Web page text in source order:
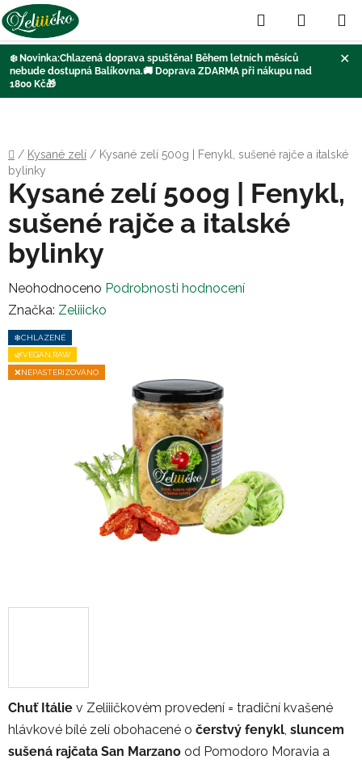
❄️ Novinka:Chlazená doprava spuštěna! Během letních měsíců
nebude dostupná Balíkovna.🚚 Doprava ZDARMA při nákupu nad
1800 Kč🎁
✕
Hledat
KOŠÍK
Domů
/ Kysané zelí / Kysané zelí 500g | Fenykl, sušené rajče a italské
bylinky
Chuť Itálie v Zeliiičkovém provedení = tradiční kvašené
hlávkové bílé zelí obohacené o čerstvý fenykl sluncem
sušená rajčata San Marzano od Pomodoro Moravia a
Kysané zelí 500g | Fenykl,
sušené rajče a italské
bylinky
Průměrné
hodnocení
produktu
je
0,0
Neohodnoceno Podrobnosti hodnocení
Značka: Zeliiicko
❄️CHLAZENÉ
🌿VEGAN,RAW
❌NEPASTERIZOVÁNO